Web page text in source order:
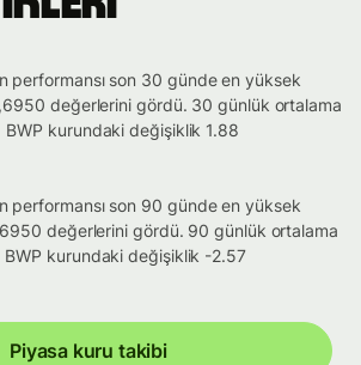
performansı son 30 günde en yüksek
değerlerini gördü. 30 günlük ortalama
kurundaki değişiklik 1.88
performansı son 90 günde en yüksek
değerlerini gördü. 90 günlük ortalama
kurundaki değişiklik -2.57
Piyasa kuru takibi